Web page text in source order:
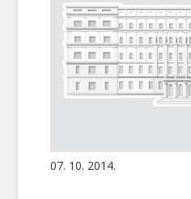
07. 10. 2014.